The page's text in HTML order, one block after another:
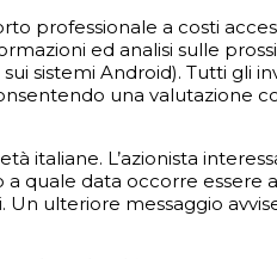
professionale a costi
ed analisi sulle
sistemi Android). Tutti gli
una valutazione
italiane. L’azionista
quale data occorre essere
ulteriore messaggio